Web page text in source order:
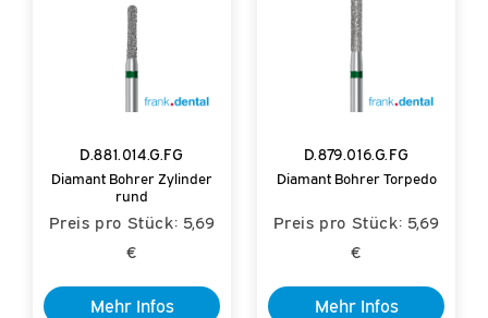
D.881.014.G.FG
Diamant Bohrer Zylinder
rund
Preis pro Stück: 5,69
€
Mehr Infos
D.879.016.G.FG
Diamant Bohrer Torpedo
Preis pro Stück: 5,69
€
Mehr Infos